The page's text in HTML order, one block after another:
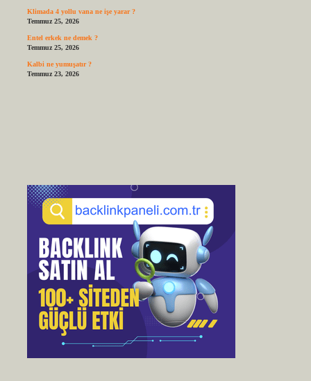
Klimada 4 yollu vana ne işe yarar ?
Temmuz 25, 2026
Entel erkek ne demek ?
Temmuz 25, 2026
Kalbi ne yumuşatır ?
Temmuz 23, 2026